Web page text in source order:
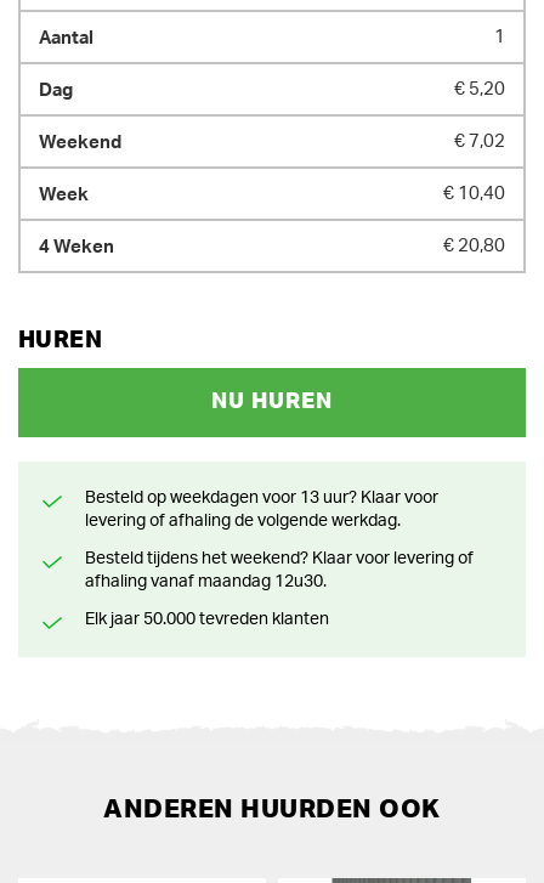
1
€ 5,20
€ 7,02
€ 10,40
€ 20,80
HUREN
NU HUREN
Besteld op weekdagen voor 13 uur? Klaar voor
levering of afhaling de volgende werkdag.
Besteld tijdens het weekend? Klaar voor levering of
afhaling vanaf maandag 12u30.
Elk jaar 50.000 tevreden klanten
ANDEREN HUURDEN OOK